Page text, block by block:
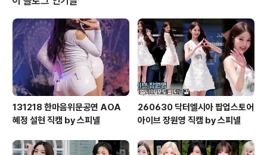
131218 한마음위문공연 AOA
혜정 설현 직캠 by 스피넬
260630 닥터엘시아 팝업스토어
아이브 장원영 직캠 by 스피넬